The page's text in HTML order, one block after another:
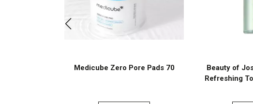
Medicube Zero Pore Pads 70
Beauty of
Refreshing